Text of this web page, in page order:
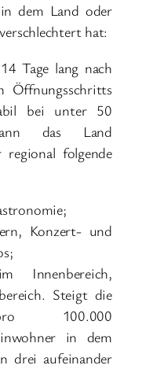
dem Land oder
hat:
Tage lang nach
Öffnungsschritts
bei unter 50
das Land
regional folgende
Konzert- und
Innenbereich,
Steigt die
100.000
in dem
drei aufeinander